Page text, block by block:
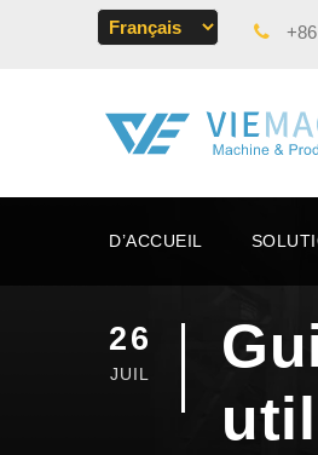
D’ACCUEIL
26
JUIL